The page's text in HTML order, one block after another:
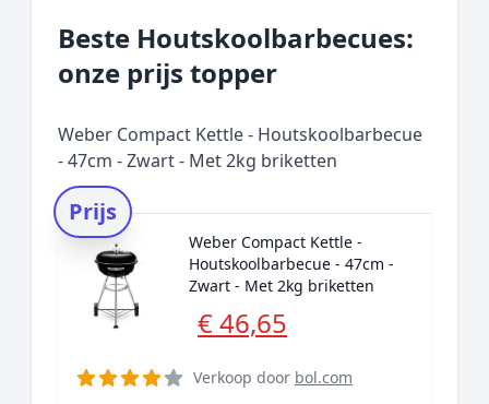
Beste Houtskoolbarbecues:
onze prijs topper
Weber Compact Kettle - Houtskoolbarbecue
- 47cm - Zwart - Met 2kg briketten
Prijs
Weber Compact Kettle -
Houtskoolbarbecue - 47cm -
Zwart - Met 2kg briketten
€ 46,65
Verkoop door bol.com